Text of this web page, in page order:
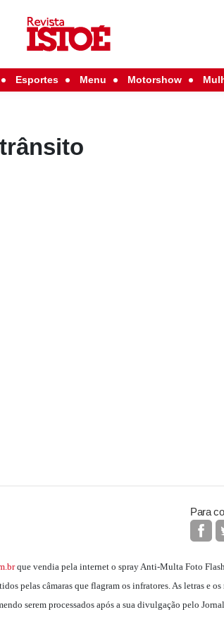
Esportes Menu Motorshow
Para
que vendia pela internet o spray Anti-Multa Foto
pelas câmaras que flagram os infratores. As letras e
serem processados após a sua divulgação pelo